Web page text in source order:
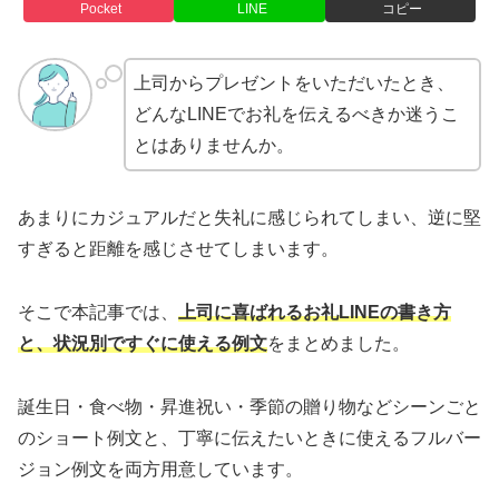
Pocket LINE コピー
上司からプレゼントをいただいたとき、
どんなLINEでお礼を伝えるべきか迷うこ
とはありませんか。
あまりにカジュアルだと失礼に感じられてしまい、逆に堅
すぎると距離を感じさせてしまいます。
そこで本記事では、 上司に喜ばれるお礼LINEの書き方
と、状況別ですぐに使える例文をまとめました。
誕生日・食べ物・昇進祝い・季節の贈り物などシーンごと
のショート例文と、丁寧に伝えたいときに使えるフルバー
ジョン例文を両方用意しています。